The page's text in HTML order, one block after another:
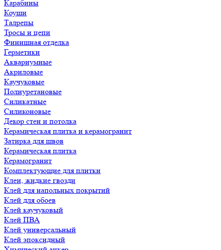
Карабины
Коуши
Талрепы
Тросы и цепи
Финишная отделка
Герметики
Аквариумные
Акриловые
Каучуковые
Полиуретановые
Силикатные
Силиконовые
Декор стен и потолка
Керамическая плитка и керамогранит
Затирка для швов
Керамическая плитка
Керамогранит
Комплектующие для плитки
Клеи, жидкие гвозди
Клей для напольных покрытий
Клей для обоев
Клей каучуковый
Клей ПВА
Клей универсальный
Клей эпоксидный